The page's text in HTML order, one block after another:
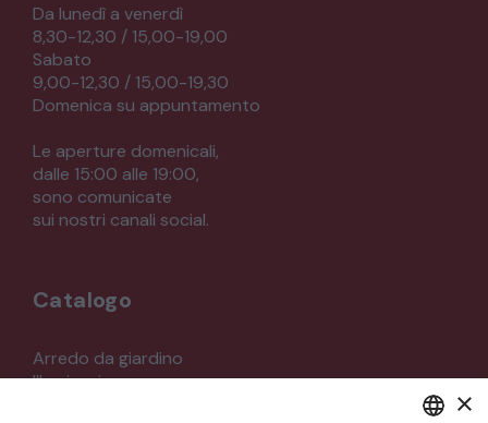
Da lunedì a venerdì
8,30-12,30 / 15,00-19,00
Sabato
9,00-12,30 / 15,00-19,30
Domenica su appuntamento
Le aperture domenicali,
dalle 15:00 alle 19:00,
sono comunicate
sui nostri canali social.
Catalogo
Arredo da giardino
Illuminazione
×